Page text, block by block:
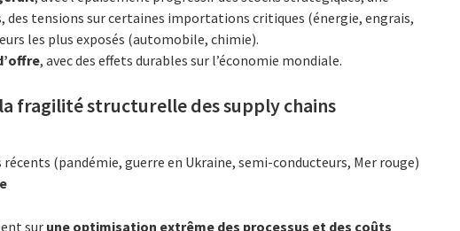
tensions sur certaines importations critiques (énergie, engrais,
les plus exposés (automobile, chimie).
, avec des effets durables sur l’économie mondiale.
fragilité structurelle des supply chains
récents (pandémie, guerre en Ukraine, semi-conducteurs, Mer rouge)
sur une optimisation extrême des processus et des coûts